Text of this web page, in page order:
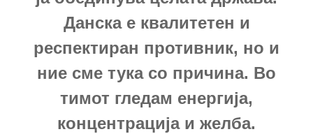
Данска е квалитетен и
респектиран противник, но и
ние сме тука со причина. Во
тимот гледам енергија,
концентрација и желба.